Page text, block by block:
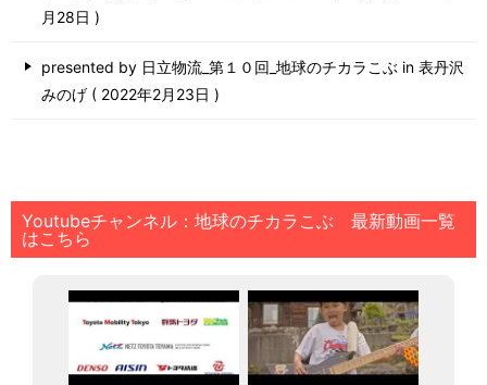
月28日
presented by 日立物流_第１０回_地球のチカラこぶ in 表丹沢
みのげ
2022年2月23日
Youtubeチャンネル：地球のチカラこぶ 最新動画一覧
はこちら